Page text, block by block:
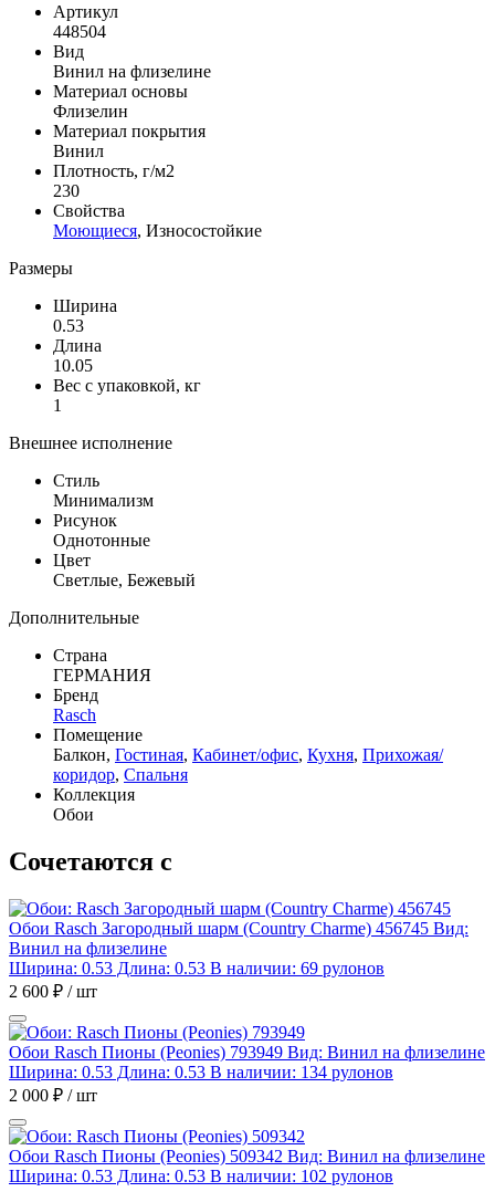
Артикул
448504
Вид
Винил на флизелине
Материал основы
Флизелин
Материал покрытия
Винил
Плотность, г/м2
230
Свойства
Моющиеся, Износостойкие
Размеры
Ширина
0.53
Длина
10.05
Вес с упаковкой, кг
1
Внешнее исполнение
Стиль
Минимализм
Рисунок
Однотонные
Цвет
Светлые, Бежевый
Дополнительные
Страна
ГЕРМАНИЯ
Бренд
Rasch
Помещение
Балкон, Гостиная, Кабинет/офис, Кухня, Прихожая/
коридор, Спальня
Коллекция
Обои
Сочетаются с
Обои Rasch Загородный шарм (Country Charme) 456745 Вид:
Винил на флизелине
Ширина: 0.53 Длина: 0.53 В наличии: 69 рулонов
2 600 ₽ / шт
Обои Rasch Пионы (Peonies) 793949 Вид: Винил на флизелине
Ширина: 0.53 Длина: 0.53 В наличии: 134 рулонов
2 000 ₽ / шт
Обои Rasch Пионы (Peonies) 509342 Вид: Винил на флизелине
Ширина: 0.53 Длина: 0.53 В наличии: 102 рулонов